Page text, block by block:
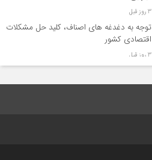
3 روز قبل
توجه به دغدغه های اصناف، کلید حل مشکلات
اقتصادی کشور
3 روز قبل
صلاحیت و واحدهای مجاز انجام شود